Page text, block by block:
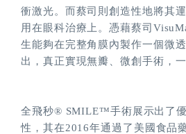
衝激光。而蔡司則創造性地將其
用在眼科治療上。憑藉蔡司
生能夠在完整角膜內製作一個微
出，真正實現無瓣、微創手術，
全飛秒® SMILE™手術展示出了
性，其在2016年通過了美國食品